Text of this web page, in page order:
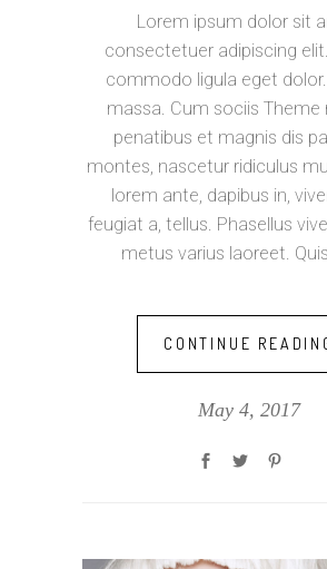
Lorem ipsum dolor sit
consectetuer adipiscing
commodo ligula eget
massa. Cum sociis Theme
penatibus et magnis dis
montes, nascetur ridiculus
lorem ante, dapibus in,
feugiat a, tellus. Phasellus
metus varius laoreet.
CONTINUE
May 4, 2017